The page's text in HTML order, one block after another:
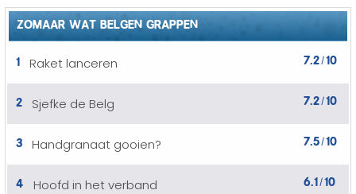
ZOMAAR WAT BELGEN GRAPPEN
1
Raket lanceren 7.2/10
2 Sjefke de Belg 7.2/10
3 Handgranaat gooien? 7.5/10
4 Hoofd in het verband 6.1/10